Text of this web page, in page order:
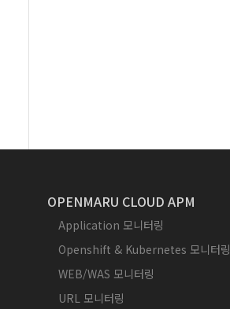
OPENMARU CLOUD APM
Application 모니터링
Openshift & Kubernetes 모니터링
WEB/WAS 모니터링
URL 모니터링